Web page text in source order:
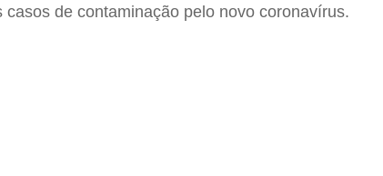
de contaminação pelo novo coronavírus.